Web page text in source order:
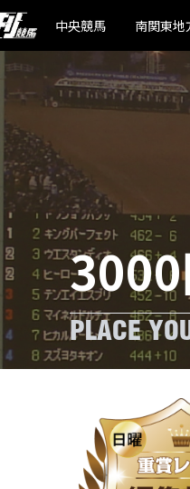
中央競馬 南関東地
PLACE